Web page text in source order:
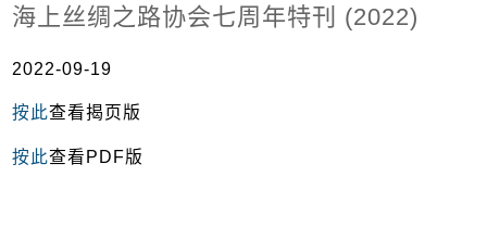
海上丝绸之路协会七周年特刊 (2022)
2022-09-19
按此查看揭页版
按此查看PDF版